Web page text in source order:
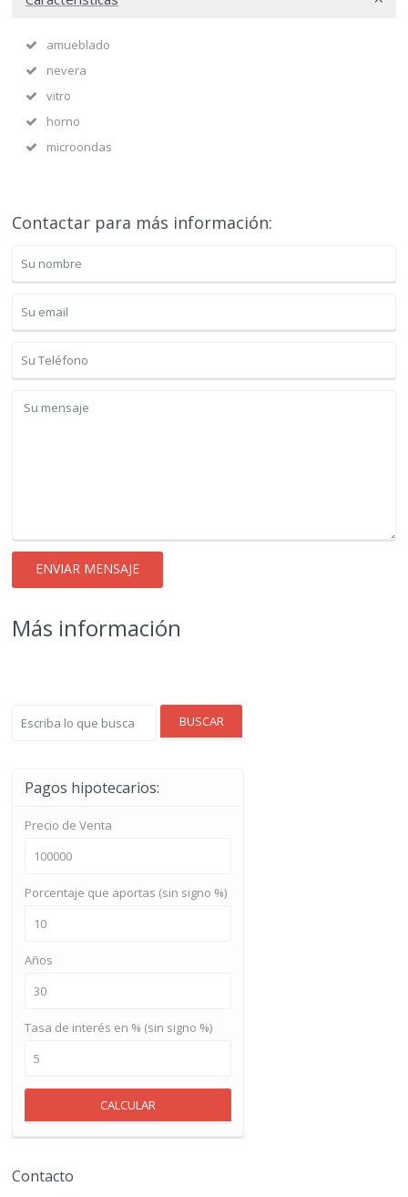
amueblado
nevera
vitro
horno
microondas
Contactar para más información:
Más información
BUSCAR
Pagos hipotecarios:
Precio de Venta
Porcentaje que aportas (sin signo %)
Años
Tasa de interés en % (sin signo %)
CALCULAR
Contacto